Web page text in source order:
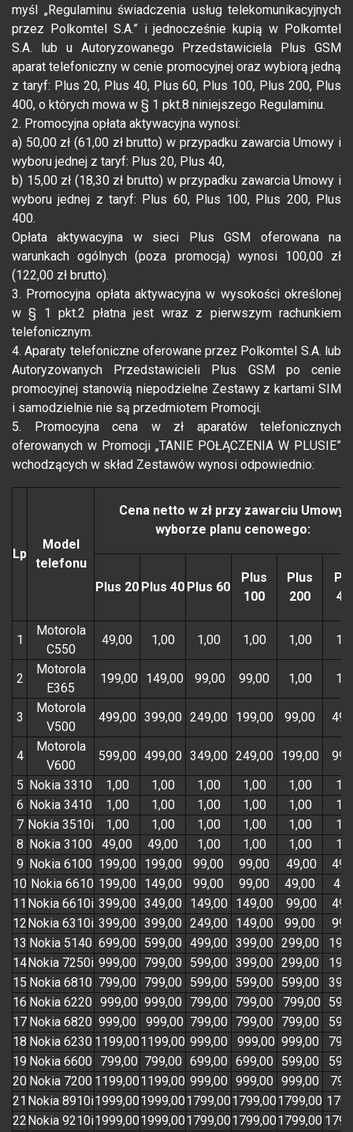
myśl „Regulaminu świadczenia usług telekomunikacyjnych
przez Polkomtel S.A.” i jednocześnie kupią w Polkomtel
S.A. lub u Autoryzowanego Przedstawiciela Plus GSM
aparat telefoniczny w cenie promocyjnej oraz wybiorą jedną
z taryf: Plus 20, Plus 40, Plus 60, Plus 100, Plus 200, Plus
400, o których mowa w § 1 pkt.8 niniejszego Regulaminu.
2. Promocyjna opłata aktywacyjna wynosi:
a) 50,00 zł (61,00 zł brutto) w przypadku zawarcia Umowy i
wyboru jednej z taryf: Plus 20, Plus 40,
b) 15,00 zł (18,30 zł brutto) w przypadku zawarcia Umowy i
wyboru jednej z taryf: Plus 60, Plus 100, Plus 200, Plus
400.
Opłata aktywacyjna w sieci Plus GSM oferowana na
warunkach ogólnych (poza promocją) wynosi 100,00 zł
(122,00 zł brutto).
3. Promocyjna opłata aktywacyjna w wysokości określonej
w § 1 pkt.2 płatna jest wraz z pierwszym rachunkiem
telefonicznym.
4. Aparaty telefoniczne oferowane przez Polkomtel S.A. lub
Autoryzowanych Przedstawicieli Plus GSM po cenie
promocyjnej stanowią niepodzielne Zestawy z kartami SIM
i samodzielnie nie są przedmiotem Promocji.
5. Promocyjna cena w zł aparatów telefonicznych
oferowanych w Promocji „TANIE POŁĄCZENIA W PLUSIE”
wchodzących w skład Zestawów wynosi odpowiednio:
Lp
Model
telefonu
Cena netto w zł przy zawarciu Umowy i
wyborze planu cenowego:
Plus 20 Plus 40 Plus 60
Plus
100
Plus
200
1
Motorola
C550
49,00 1,00 1,00 1,00 1,00
2
Motorola
E365
199,00 149,00 99,00 99,00 1,00
3
Motorola
V500
499,00 399,00 249,00 199,00 99,00
4
Motorola
V600
599,00 499,00 349,00 249,00 199,00
5 Nokia 3310 1,00 1,00 1,00 1,00 1,00
6 Nokia 3410 1,00 1,00 1,00 1,00 1,00
7 Nokia 3510i 1,00 1,00 1,00 1,00 1,00
8 Nokia 3100 49,00 49,00 1,00 1,00 1,00
9 Nokia 6100 199,00 199,00 99,00 99,00 49,00
10 Nokia 6610 199,00 149,00 99,00 99,00 49,00
11 Nokia 6610i 399,00 349,00 149,00 149,00 99,00
12 Nokia 6310i 399,00 399,00 249,00 149,00 99,00
13 Nokia 5140 699,00 599,00 499,00 399,00 299,00
14 Nokia 7250i 999,00 799,00 599,00 399,00 299,00
15 Nokia 6810 799,00 799,00 599,00 599,00 599,00
16 Nokia 6220 999,00 999,00 799,00 799,00 799,00
17 Nokia 6820 999,00 999,00 799,00 799,00 799,00
18 Nokia 6230 1199,001199,00 999,00 999,00 999,00
19 Nokia 6600 799,00 799,00 699,00 699,00 599,00
20 Nokia 7200 1199,001199,00 999,00 999,00 999,00
21 Nokia 8910i1999,001999,001799,001799,001799,00
22 Nokia 9210i1999,001999,001799,001799,001799,00